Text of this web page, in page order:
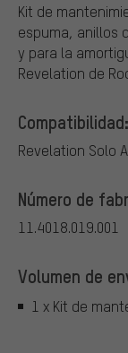
Kit de
espuma, anillos
y para la
Revelation de
Compatibilidad:
Revelation Solo
Número de
11.4018.019.001
Volumen de
1 x Kit de